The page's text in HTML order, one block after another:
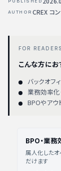
AUTHOR CREX コ
FOR READERS
こんな方に
バックオフ
業務効率
BPOやアウ
BPO・業務
属人化した
だけます